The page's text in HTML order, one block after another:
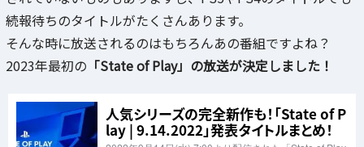
続報待ちのタイトルがたくさんあります。
そんな時に放送されるのはもちろんあの番組ですよね？
2023年最初の 「State of Play」の放送が決定しました！